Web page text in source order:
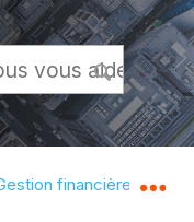
la hiérarchie
financière du